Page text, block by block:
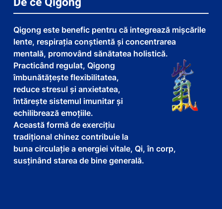
Qigong este benefic pentru că integrează mișcările
lente, respirația conștientă și concentrarea
mentală, promovând sănătatea holistică.
Practicând regulat, Qigong
îmbunătățește flexibilitatea,
reduce stresul și anxietatea,
întărește sistemul imunitar și
echilibrează emoțiile.
Această formă de exercițiu
tradițional chinez contribuie la
buna circulație a energiei vitale, Qi, în corp,
susținând starea de bine generală.